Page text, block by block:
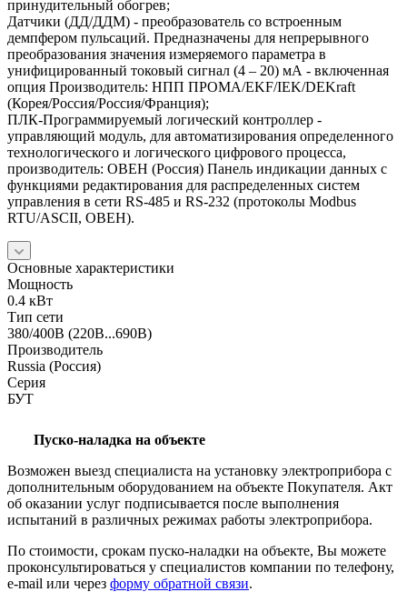
принудительный обогрев;
Датчики (ДД/ДДМ) - преобразователь со встроенным
демпфером пульсаций. Предназначены для непрерывного
преобразования значения измеряемого параметра в
унифицированный токовый сигнал (4 – 20) мА - включенная
опция Производитель: НПП ПРОМА/EKF/IEK/DEKraft
(Корея/Россия/Россия/Франция);
ПЛК-Программируемый логический контроллер -
управляющий модуль, для автоматизирования определенного
технологического и логического цифрового процесса,
производитель: ОВЕН (Россия) Панель индикации данных с
функциями редактирования для распределенных систем
управления в сети RS-485 и RS-232 (протоколы Modbus
RTU/ASCII, ОВЕН).
Основные характеристики
Мощность
0.4 кВт
Тип сети
380/400В (220В...690В)
Производитель
Russia (Россия)
Серия
БУТ
Пуско-наладка на объекте
Возможен выезд специалиста на установку электроприбора с
дополнительным оборудованием на объекте Покупателя. Акт
об оказании услуг подписывается после выполнения
испытаний в различных режимах работы электроприбора.
По стоимости, срокам пуско-наладки на объекте, Вы можете
проконсультироваться у специалистов компании по телефону,
e-mail или через форму обратной связи.